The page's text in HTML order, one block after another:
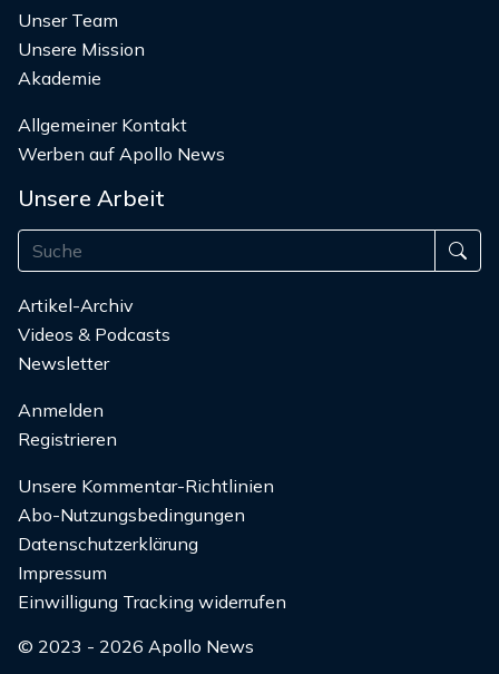
Unser Team
Unsere Mission
Akademie
Allgemeiner Kontakt
Werben auf Apollo News
Unsere Arbeit
Artikel-Archiv
Videos & Podcasts
Newsletter
Anmelden
Registrieren
Unsere Kommentar-Richtlinien
Abo-Nutzungsbedingungen
Datenschutzerklärung
Impressum
Einwilligung Tracking widerrufen
© 2023 - 2026 Apollo News